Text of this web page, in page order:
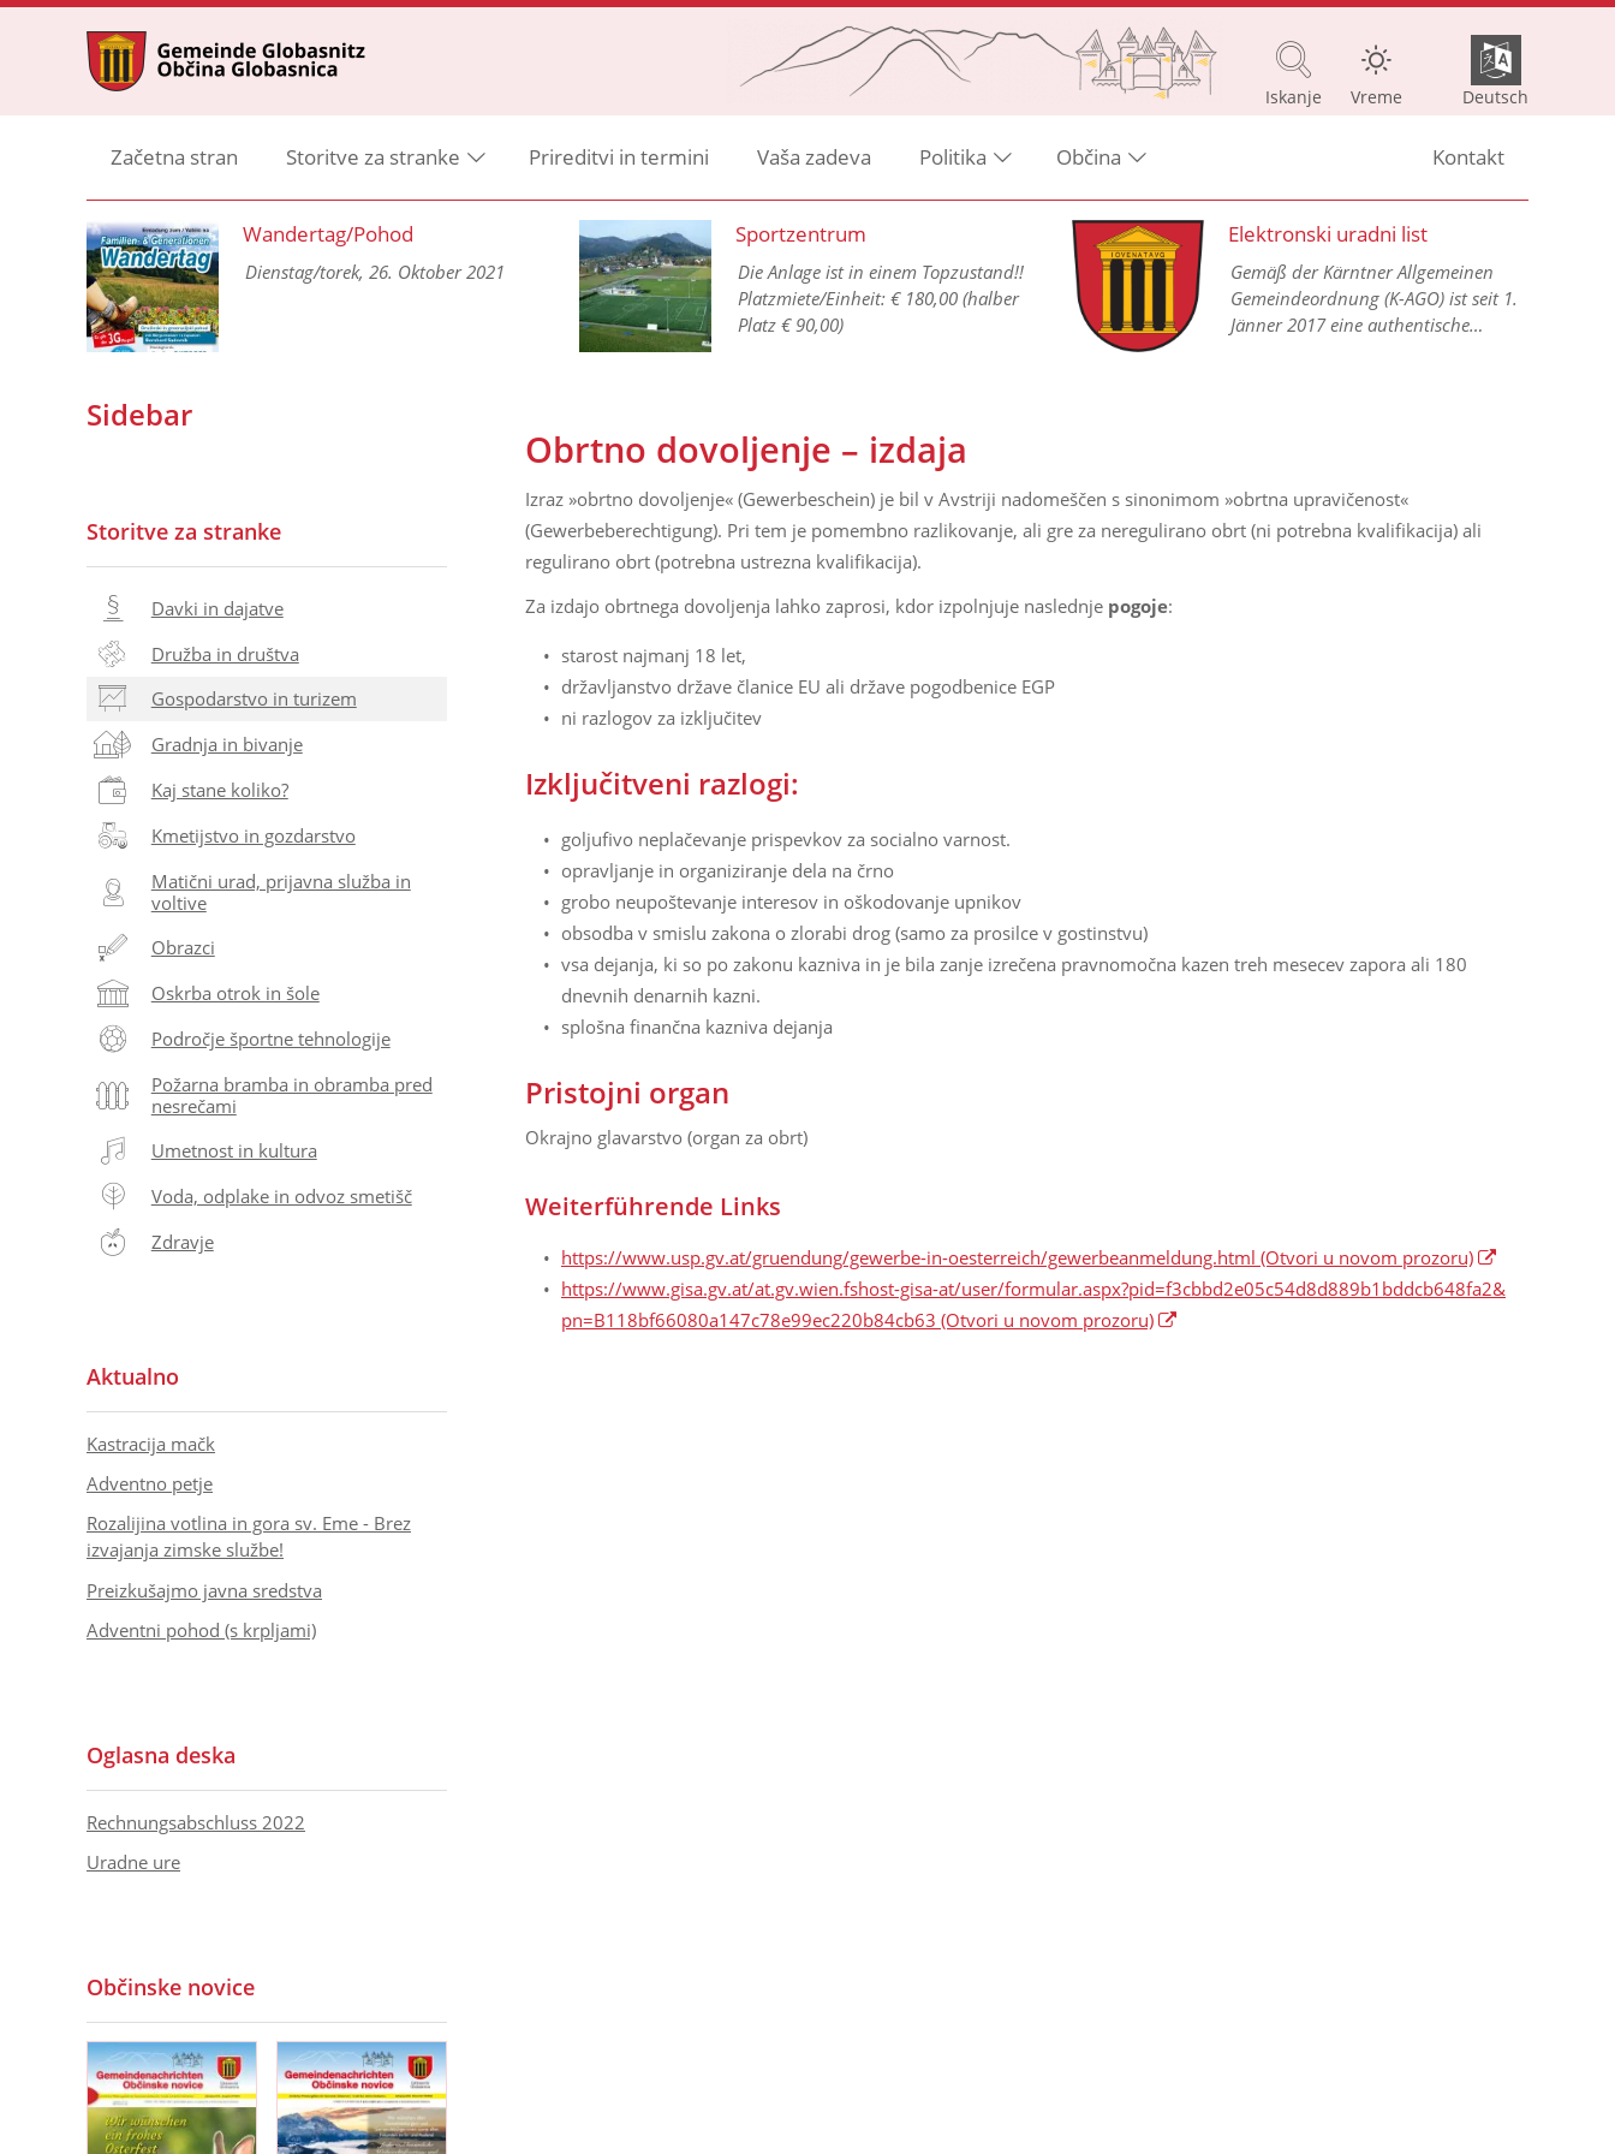
Iskanje Vreme Deutsch
Začetna stran Storitve za stranke Prireditvi in termini Vaša zadeva Politika Občina Kontakt
Wandertag/Pohod
Dienstag/torek, 26. Oktober 2021
Sportzentrum
Die Anlage ist in einem Topzustand!!
Platzmiete/Einheit: € 180,00 (halber
Platz € 90,00)
Elektronski uradni list
Gemäß der Kärntner Allgemeinen
Gemeindeordnung (K-AGO) ist seit 1.
Jänner 2017 eine authentische
Obrtno dovoljenje – izdaja
Izraz »obrtno dovoljenje« (Gewerbeschein) je bil v Avstriji nadomeščen s sinonimom »obrtna upravičenost«
(Gewerbeberechtigung). Pri tem je pomembno razlikovanje, ali gre za neregulirano obrt (ni potrebna kvalifikacija) ali
regulirano obrt (potrebna ustrezna kvalifikacija).
Za izdajo obrtnega dovoljenja lahko zaprosi, kdor izpolnjuje naslednje pogoje:
starost najmanj 18 let,
državljanstvo države članice EU ali države pogodbenice EGP
ni razlogov za izključitev
Izključitveni razlogi:
goljufivo neplačevanje prispevkov za socialno varnost.
opravljanje in organiziranje dela na črno
grobo neupoštevanje interesov in oškodovanje upnikov
obsodba v smislu zakona o zlorabi drog (samo za prosilce v gostinstvu)
vsa dejanja, ki so po zakonu kazniva in je bila zanje izrečena pravnomočna kazen treh mesecev zapora ali 180
dnevnih denarnih kazni.
splošna finančna kazniva dejanja
Pristojni organ
Okrajno glavarstvo (organ za obrt)
Weiterführende Links
https://www.usp.gv.at/gruendung/gewerbe-in-oesterreich/gewerbeanmeldung.html (Otvori u novom prozoru)
https://www.gisa.gv.at/at.gv.wien.fshost-gisa-at/user/formular.aspx?pid=f3cbbd2e05c54d8d889b1bddcb648fa2&
pn=B118bf66080a147c78e99ec220b84cb63 (Otvori u novom prozoru)
Sidebar
Storitve za stranke
Davki in dajatve
Družba in društva
Gospodarstvo in turizem
Gradnja in bivanje
Kaj stane koliko?
Kmetijstvo in gozdarstvo
Matični urad, prijavna služba in
voltive
Obrazci
Oskrba otrok in šole
Področje športne tehnologije
Požarna bramba in obramba pred
nesrečami
Umetnost in kultura
Voda, odplake in odvoz smetišč
Zdravje
Aktualno
Kastracija mačk
Adventno petje
Rozalijina votlina in gora sv. Eme - Brez
izvajanja zimske službe!
Preizkušajmo javna sredstva
Adventni pohod (s krpljami)
Oglasna deska
Rechnungsabschluss 2022
Uradne ure
Občinske novice